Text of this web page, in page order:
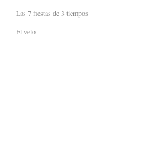
Las 7 fiestas de 3 tiempos
El velo